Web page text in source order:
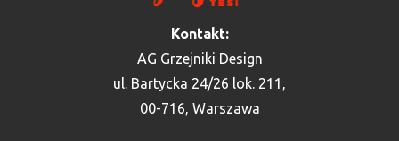
Kontakt:
AG Grzejniki Design
ul. Bartycka 24/26 lok. 211,
00-716, Warszawa